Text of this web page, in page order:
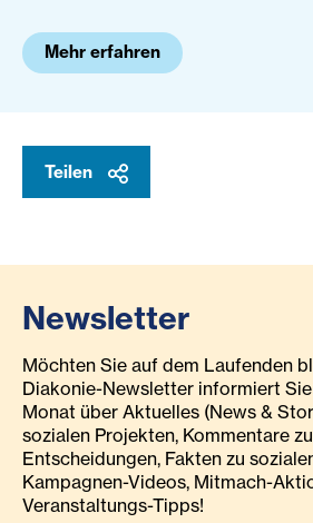
Mehr erfahren
Teilen
Newsletter
Möchten Sie auf dem Laufenden
Diakonie-Newsletter informiert
Monat über Aktuelles (News &
sozialen Projekten, Kommentare
Entscheidungen, Fakten zu
Kampagnen-Videos, Mitmach-
Veranstaltungs-Tipps!